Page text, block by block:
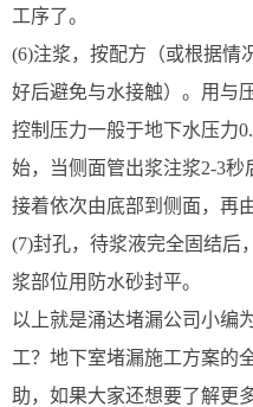
工序了。
(6)注浆，按配方（或根据情
好后避免与水接触）。用与
控制压力一般于地下水压力
始，当侧面管出浆注浆2-3秒
接着依次由底部到侧面，再
(7)封孔，待浆液完全固结后
浆部位用防水砂封平。
以上就是涌达堵漏公司小编
工？地下室堵漏施工方案的
助，如果大家还想要了解更